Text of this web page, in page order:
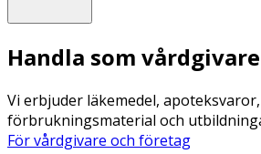
Handla som
Vi erbjuder läkemedel, apoteksvaror,
förbrukningsmaterial och
För vårdgivare och företag